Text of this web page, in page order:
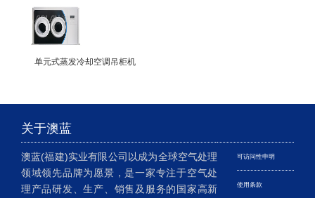
单元式蒸发冷却空调吊柜机
关于澳蓝
澳蓝(福建)实业有限公司以成为全球空气处理
领域领先品牌为愿景，是一家专注于空气处
理产品研发、生产、销售及服务的国家高新
可访问性申明
使用条款